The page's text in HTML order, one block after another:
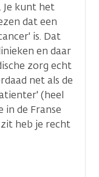
Je kunt het
dat een
is. Dat
en daar
zorg echt
net als de
(heel
in de Franse
heb je recht